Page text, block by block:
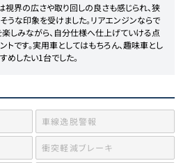
視界の広さや取り回しの良さも感じられ、狭
うな印象を受けました。リアエンジンならで
しみながら、自分仕様へ仕上げていける点
です。実用車としてはもちろん、趣味車とし
めしたい1台でした。
車線逸脱警報
衝突軽減ブレーキ